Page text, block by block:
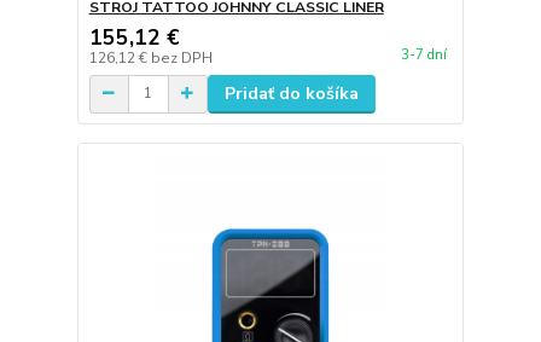
STROJ TATTOO JOHNNY CLASSIC LINER
155,12 €
126,12 € bez DPH 3-7 dní
Pridať do košíka